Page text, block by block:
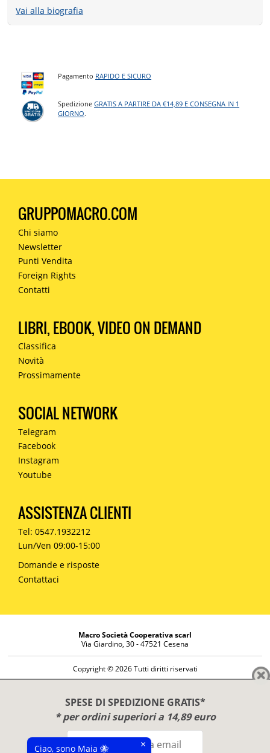
SPESE DI SPEDIZIONE GRATIS*
* per ordini superiori a 14,89 euro
Vai alla biografia
Pagamento RAPIDO E SICURO
SpedizioneGRATIS A PARTIRE DA €14,89 E CONSEGNA IN 1
GIORNO.
GRUPPOMACRO.COM
Chi siamo
Newsletter
Punti Vendita
Foreign Rights
Contatti
LIBRI, EBOOK, VIDEO ON DEMAND
Classifica
Novità
Prossimamente
SOCIAL NETWORK
Telegram
Facebook
Instagram
Youtube
ASSISTENZA CLIENTI
Tel: 0547.1932212
Lun/Ven 09:00-15:00
Domande e risposte
Contattaci
Macro Società Cooperativa scarl
Via Giardino, 30 - 47521 Cesena
Copyright © 2026 Tutti diritti riservati
Diritto di reso
Privacy Policy
Ciao, sono Maia 🐝 ×